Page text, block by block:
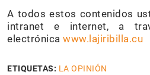
A todos estos contenidos
intranet e internet, a
electrónica www.lajiribilla.cu
ETIQUETAS: LA OPINIÓN